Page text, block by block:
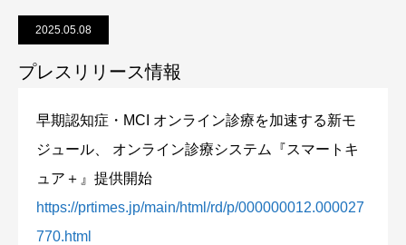
2025.05.08
プレスリリース情報
早期認知症・MCI オンライン診療を加速する新モ
ジュール、 オンライン診療システム『スマートキ
ュア＋』提供開始
https://prtimes.jp/main/html/rd/p/000000012.000027
770.html